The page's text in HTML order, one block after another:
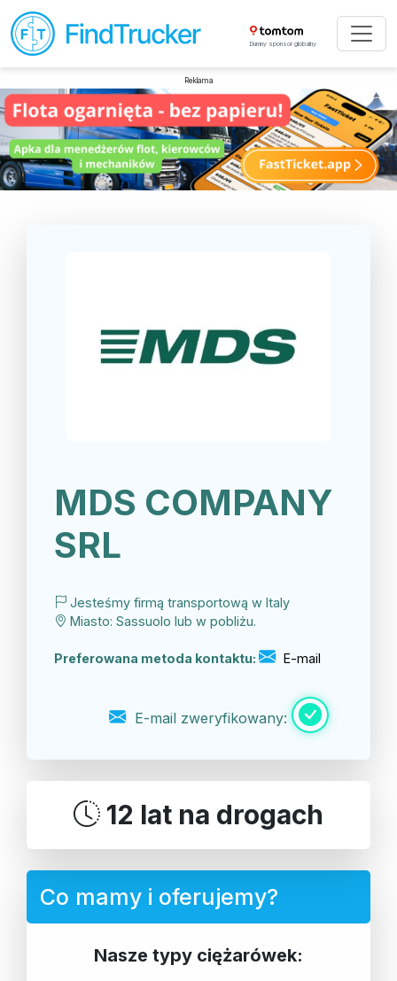
Dumny sponsor globalny
Reklama
MDS COMPANY
SRL
Jesteśmy firmą transportową w Italy
Miasto: Sassuolo lub w pobliżu.
Preferowana metoda kontaktu: E-mail
E-mail zweryfikowany:
12 lat na drogach
Co mamy i oferujemy?
Nasze typy ciężarówek: